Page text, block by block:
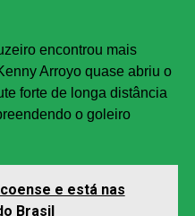
encontrou mais
Arroyo quase abriu o
forte de longa distância
o goleiro
e está nas
Brasil